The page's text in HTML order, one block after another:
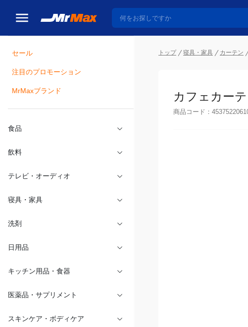
セール
注目のプロモーション
MrMaxブランド
食品
飲料
テレビ・オーディオ
寝具・家具
洗剤
日用品
トップ 寝具・家具 カーテン
カフェカー
商品コード：